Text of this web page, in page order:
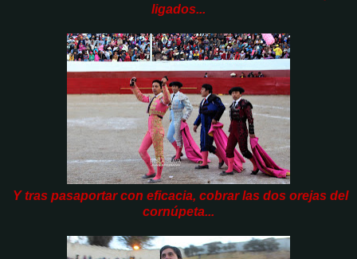
ligados...
Y tras pasaportar con eficacia, cobrar las dos orejas del
cornúpeta...